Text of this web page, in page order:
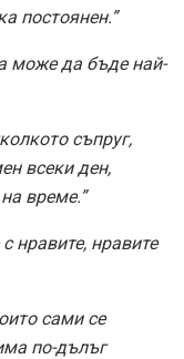
постоянен.”
може да бъде най-
съпруг,
всеки ден,
време.”
нравите, нравите
сами се
по-дълъг